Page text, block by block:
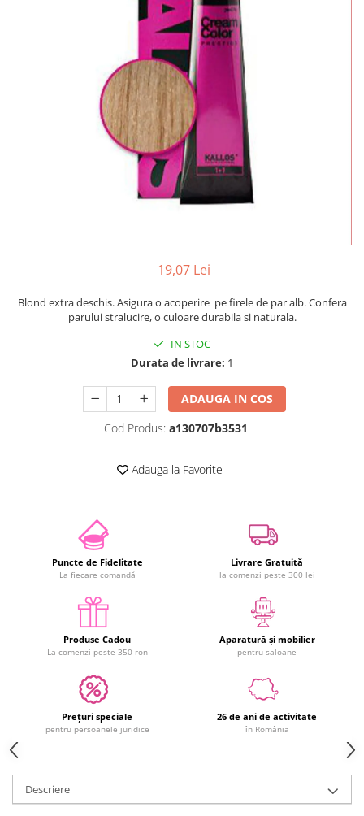
Produse Dupa Epilare
Produse Inainte de Epilare
Scrub pentru Corp
Tratamente pentru Par
19,07 Lei
Blond extra deschis. Asigura o acoperire pe firele de par alb. Confera
parului stralucire, o culoare durabila si naturala.
IN STOC
Durata de livrare: 1
ADAUGA IN COS
Cod Produs: a130707b3531
Adauga la Favorite
Puncte de Fidelitate
La fiecare comandă
Livrare Gratuită
la comenzi peste 300 lei
Produse Cadou
La comenzi peste 350 ron
Aparatură și mobilier
pentru saloane
Prețuri speciale
pentru persoanele juridice
26 de ani de activitate
în România
Descriere